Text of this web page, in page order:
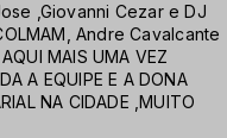
,Giovanni Cezar e DJ
Andre Cavalcante
MAIS UMA VEZ
A EQUIPE E A DONA
NA CIDADE ,MUITO